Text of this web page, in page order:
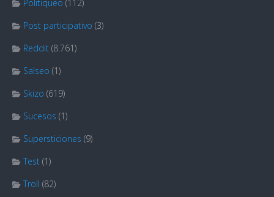
Politiqueo (112)
Post participativo (3)
Reddit (8.761)
Salseo (1)
Skizo (619)
Sucesos (1)
Supersticiones (9)
Test (1)
Troll (82)